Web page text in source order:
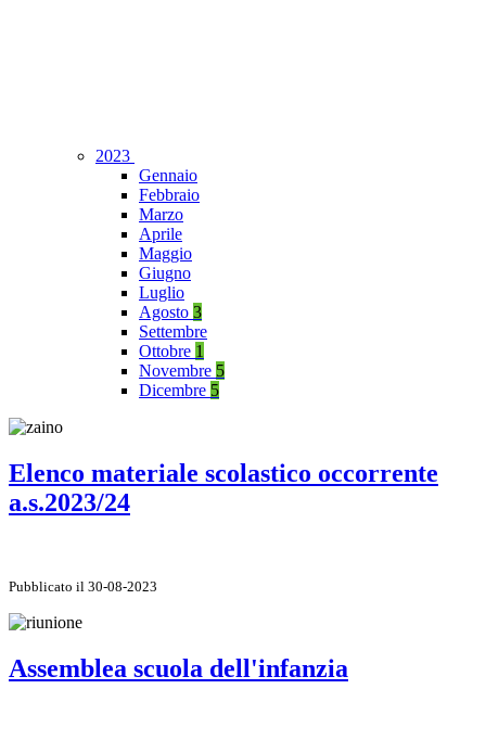
2023
Gennaio
Febbraio
Marzo
Aprile
Maggio
Giugno
Luglio
Agosto 3
Settembre
Ottobre 1
Novembre 5
Dicembre 5
Elenco materiale scolastico occorrente
a.s.2023/24
Pubblicato il 30-08-2023
Assemblea scuola dell'infanzia